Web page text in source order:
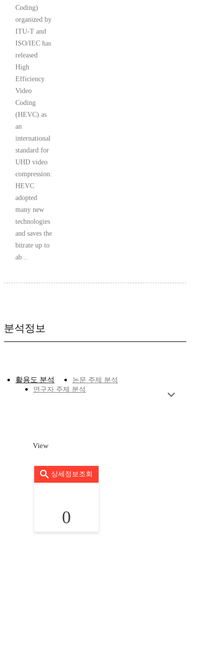
Coding)
organized by
ITU-T and
ISO/IEC has
released
High
Efficiency
Video
Coding
(HEVC) as
an
international
standard for
UHD video
compression.
HEVC
adopted
many new
technologies
and saves the
bitrate up to
ab...
분석정보
활용도 분석
논문 주제 분석
연구자 주제 분석
View
상세정보조회
0